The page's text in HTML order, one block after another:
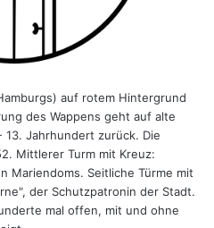
auf rotem Hintergrund
des Wappens geht auf alte
13. Jahrhundert zurück. Die
Mittlerer Turm mit Kreuz:
Mariendoms. Seitliche Türme mit
der Schutzpatronin der Stadt.
mal offen, mit und ohne